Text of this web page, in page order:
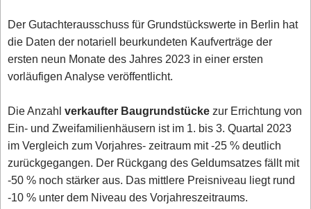
Der Gutachterausschuss für Grundstückswerte in Berlin hat
die Daten der notariell beurkundeten Kaufverträge der
ersten neun Monate des Jahres 2023 in einer ersten
vorläufigen Analyse veröffentlicht.
Die Anzahlverkaufter Baugrundstückezur Errichtung von
Ein- und Zweifamilienhäusern ist im 1. bis 3. Quartal 2023
im Vergleich zum Vorjahres- zeitraum mit -25 % deutlich
zurückgegangen. Der Rückgang des Geldumsatzes fällt mit
-50 % noch stärker aus. Das mittlere Preisniveau liegt rund
-10 % unter dem Niveau des Vorjahreszeitraums.